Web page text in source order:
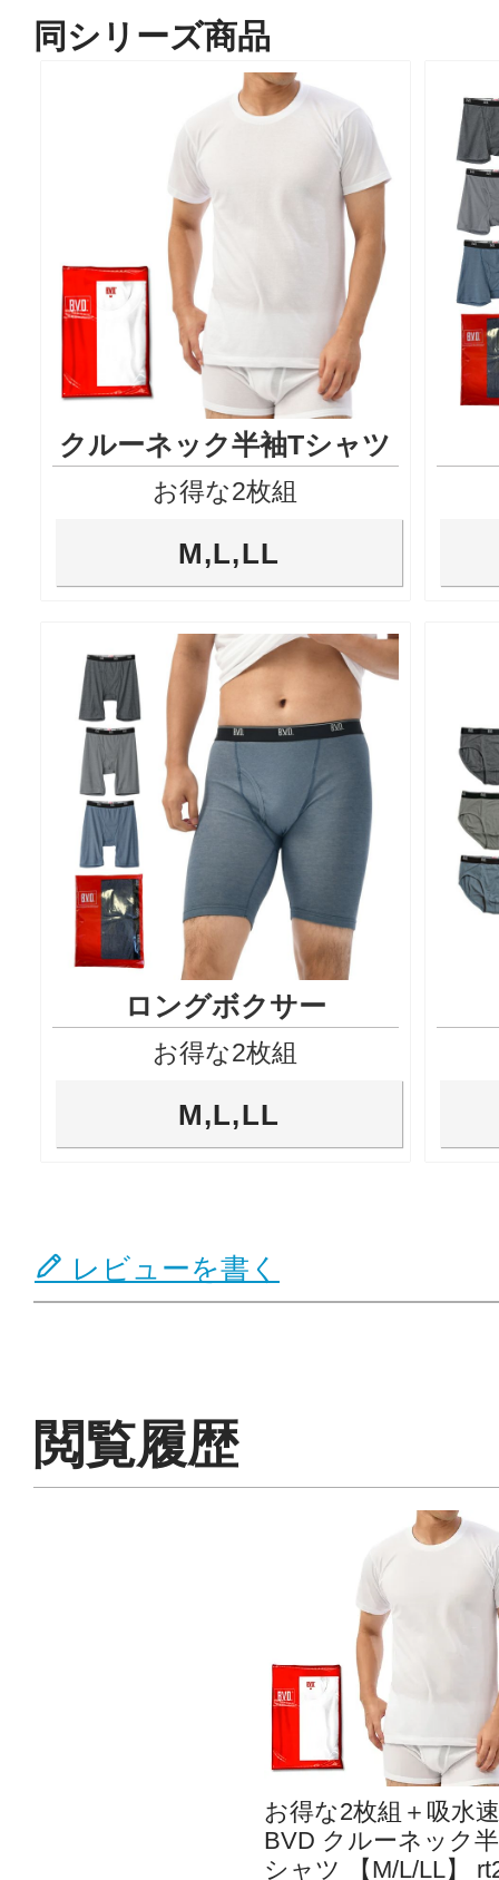
同シリーズ商品
クルーネック半袖Tシャツ
お得な2枚組
M,L,LL
ロングボクサー
お得な2枚組
M,L,LL
レビューを書く
閲覧履歴
お得な2枚組＋吸水
BVD クルーネック
シャツ 【M/L/LL】